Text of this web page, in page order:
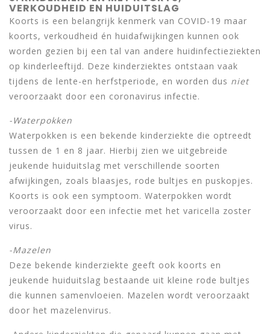
VERKOUDHEID EN HUIDUITSLAG
Koorts is een belangrijk kenmerk van COVID-19 maar
koorts, verkoudheid én huidafwijkingen kunnen ook
worden gezien bij een tal van andere huidinfectieziekten
op kinderleeftijd. Deze kinderziektes ontstaan vaak
tijdens de lente-en herfstperiode, en worden dus niet
veroorzaakt door een coronavirus infectie.
-Waterpokken
Waterpokken is een bekende kinderziekte die optreedt
tussen de 1 en 8 jaar. Hierbij zien we uitgebreide
jeukende huiduitslag met verschillende soorten
afwijkingen, zoals blaasjes, rode bultjes en puskopjes.
Koorts is ook een symptoom. Waterpokken wordt
veroorzaakt door een infectie met het varicella zoster
virus.
-Mazelen
Deze bekende kinderziekte geeft ook koorts en
jeukende huiduitslag bestaande uit kleine rode bultjes
die kunnen samenvloeien. Mazelen wordt veroorzaakt
door het mazelenvirus.